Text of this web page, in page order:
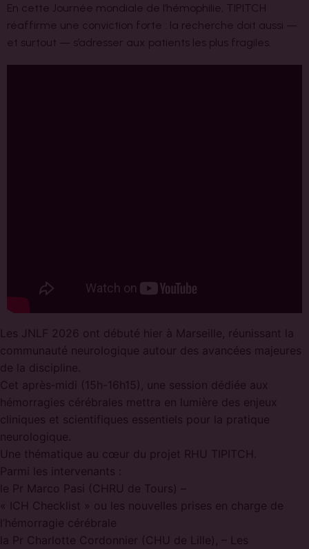
En cette Journée mondiale de l’hémophilie, TIPITCH
réaffirme une conviction forte : la recherche doit aussi —
et surtout — s’adresser aux patients les plus fragiles.
Les JNLF 2026 ont débuté hier à Marseille, réunissant la
communauté neurologique autour des avancées majeures
de la discipline.
Cet après‑midi (15h-16h15), une session dédiée aux
hémorragies cérébrales mettra en lumière des enjeux
cliniques et scientifiques essentiels pour la pratique
neurologique.
Une thématique au cœur du projet RHU TIPITCH.
Parmi les intervenants :
le Pr Marco Pasi (CHRU de Tours) –
« ICH Checklist » ou les nouvelles prises en charge de
l’hémorragie cérébrale
la Pr Charlotte Cordonnier (CHU de Lille), – Les